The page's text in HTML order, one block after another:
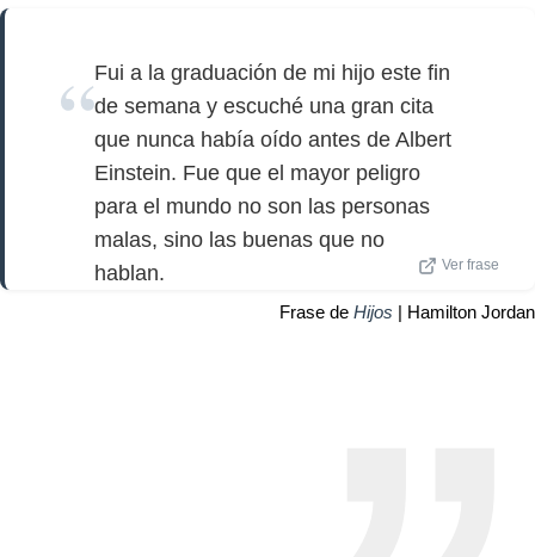
Fui a la graduación de mi hijo este fin
de semana y escuché una gran cita
que nunca había oído antes de Albert
Einstein. Fue que el mayor peligro
para el mundo no son las personas
malas, sino las buenas que no
hablan.
Ver frase
Frase de Hijos | Hamilton Jordan